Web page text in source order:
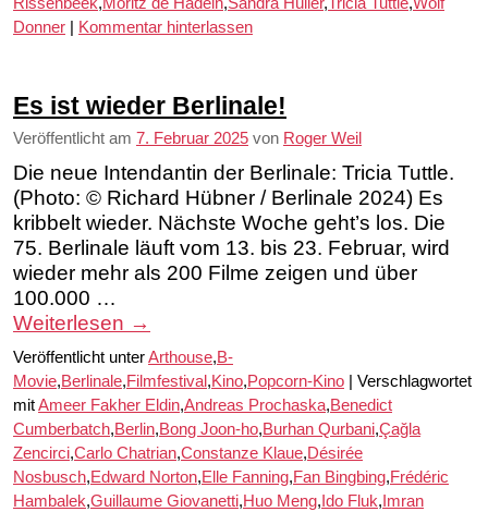
Donner
Kommentar hinterlassen
Es ist wieder Berlinale!
Veröffentlicht am 7. Februar 2025 von Roger Weil
Die neue Intendantin der Berlinale: Tricia Tuttle.
(Photo: © Richard Hübner / Berlinale 2024) Es
kribbelt wieder. Nächste Woche geht’s los. Die
75. Berlinale läuft vom 13. bis 23. Februar, wird
wieder mehr als 200 Filme zeigen und über
100.000 …
Weiterlesen →
Veröffentlicht unterArthouse,B-
Movie,Berlinale,Filmfestival,Kino,Popcorn-Kino
Verschlagwortet
mitAmeer Fakher Eldin,Andreas Prochaska,Benedict
Cumberbatch,Berlin,Bong Joon-ho,Burhan Qurbani,Çağla
Zencirci,Carlo Chatrian,Constanze Klaue,Désirée
Nosbusch,Edward Norton,Elle Fanning,Fan Bingbing,Frédéric
Hambalek,Guillaume Giovanetti,Huo Meng, Ido Fluk, Imran